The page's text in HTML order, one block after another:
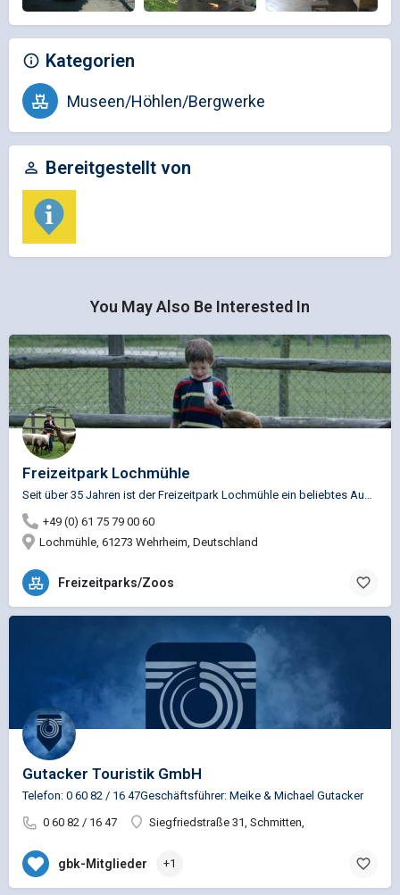
Kategorien
Museen/Höhlen/Bergwerke
Bereitgestellt von
You May Also Be Interested In
Freizeitpark Lochmühle
Seit über 35 Jahren ist der Freizeitpark Lochmühle ein beliebtes Ausflugsziel im Rhein-Main-Gebiet. In…
+49 (0) 61 75 79 00 60
Lochmühle, 61273 Wehrheim, Deutschland
Freizeitparks/Zoos
Gutacker Touristik GmbH
Telefon: 0 60 82 / 16 47Geschäftsführer: Meike & Michael Gutacker
0 60 82 / 16 47
Siegfriedstraße 31, Schmitten,
gbk-Mitglieder +1